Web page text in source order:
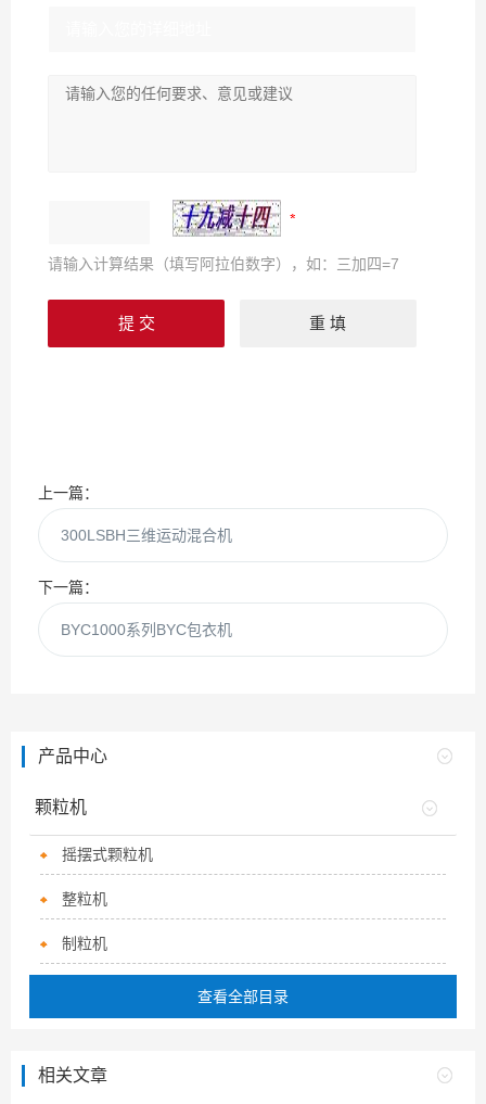
请输入计算结果（填写阿拉伯数字），如：三加四=7
上一篇：
300LSBH三维运动混合机
下一篇：
BYC1000系列BYC包衣机
产品中心
颗粒机
摇摆式颗粒机
整粒机
制粒机
查看全部目录
相关文章